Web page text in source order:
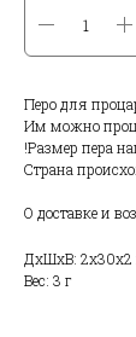
Перо для
Им можно
!Размер пера
Страна
О доставке и
ДxШxВ:
Вес: 3 г